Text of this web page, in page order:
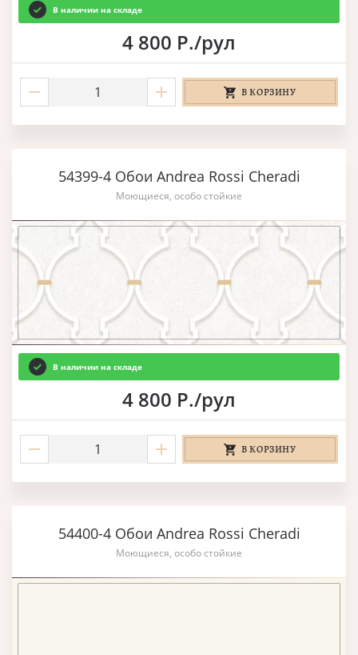
В наличии на складе
4 800 Р./рул
В КОРЗИНУ
54399-4 Обои Andrea Rossi Cheradi
Моющиеся, особо стойкие
В наличии на складе
4 800 Р./рул
В КОРЗИНУ
54400-4 Обои Andrea Rossi Cheradi
Моющиеся, особо стойкие